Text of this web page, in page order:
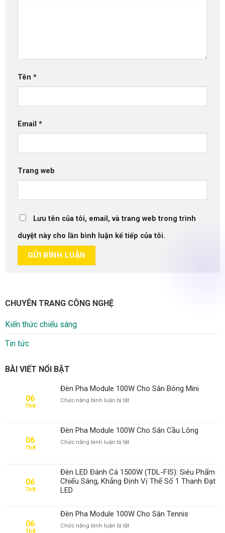
Tên *
Email *
Trang web
Lưu tên của tôi, email, và trang web trong trình
duyệt này cho lần bình luận kế tiếp của tôi.
CHUYÊN TRANG CÔNG NGHỆ
Kiến thức chiếu sáng
Tin tức
BÀI VIẾT NỔI BẬT
06
Th8
Đèn Pha Module 100W Cho Sân Bóng Mini
Chức năng bình luận bị tắtở
100W
Cho
Mini
06
Th8
Đèn Pha Module 100W Cho Sân Cầu Lông
Chức năng bình luận bị tắtở
Module
100W
Cho
Lông
06
Th8
Đèn LED Đánh Cá 1500W (TDL-FIS): Siêu Phẩm
Chiếu Sáng, Khẳng Định Vị Thế Số 1 Thanh Đạt
LED
06
Th8
Đèn Pha Module 100W Cho Sân Tennis
Chức năng bình luận bị tắtở